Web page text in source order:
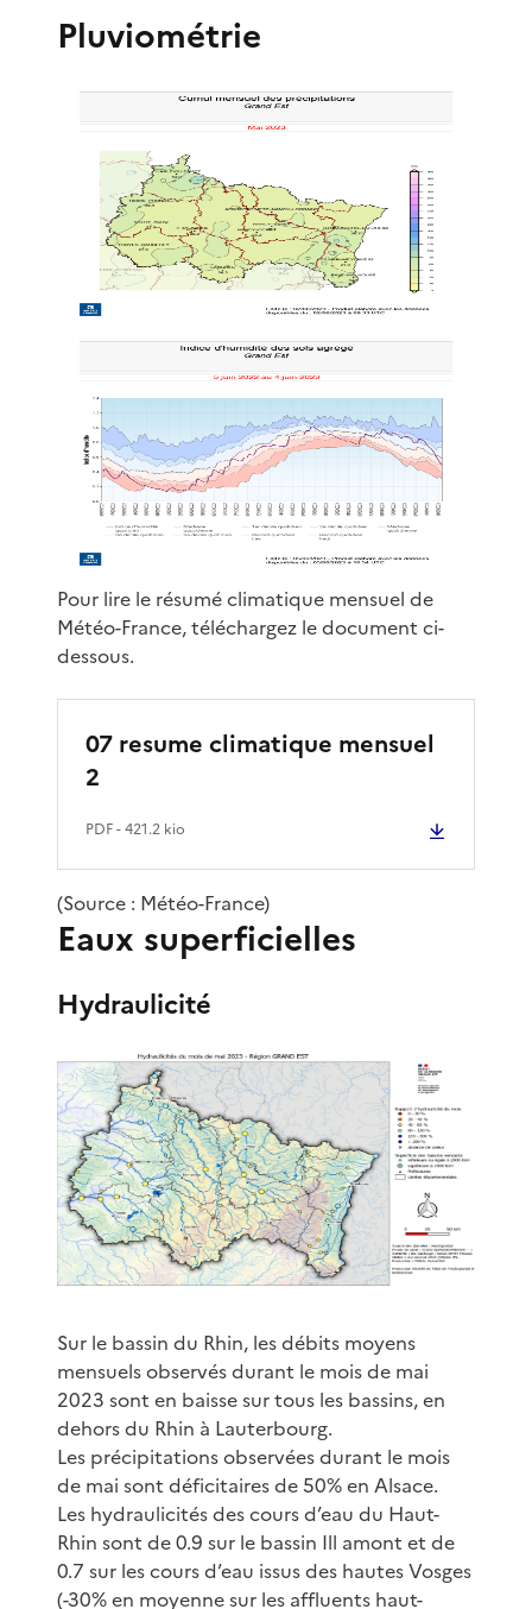
Pluviométrie
Pour lire le résumé climatique mensuel de
Météo-France, téléchargez le document ci-
dessous.
07 resume climatique mensuel
2
PDF- 421.2 kio
(Source : Météo-France)
Eaux superficielles
Hydraulicité
Sur le bassin du Rhin, les débits moyens
mensuels observés durant le mois de mai
2023 sont en baisse sur tous les bassins, en
dehors du Rhin à Lauterbourg.
Les précipitations observées durant le mois
de mai sont déficitaires de 50% en Alsace.
Les hydraulicités des cours d’eau du Haut-
Rhin sont de 0.9 sur le bassin Ill amont et de
0.7 sur les cours d’eau issus des hautes Vosges
(-30% en moyenne sur les affluents haut-